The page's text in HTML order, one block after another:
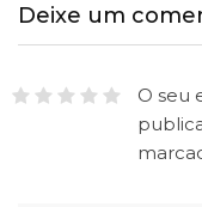
Deixe um
O seu